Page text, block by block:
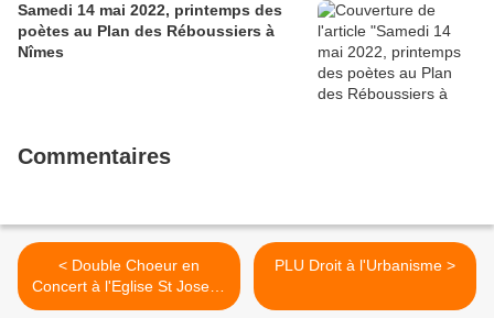
Samedi 14 mai 2022, printemps des
poètes au Plan des Réboussiers à
Nîmes
Commentaires
< Double Choeur en
Concert à l'Eglise St Joseph
le dimanche 18 décembre à
PLU Droit à l'Urbanisme >